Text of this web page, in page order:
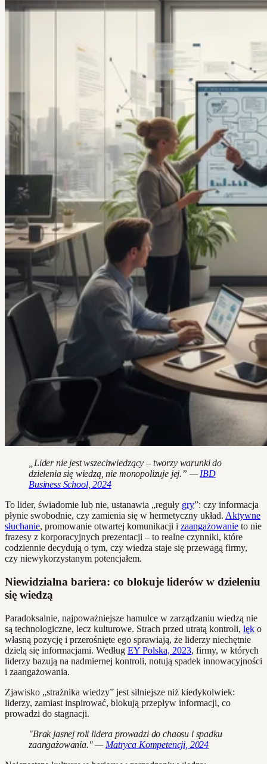
„Lider nie jest wszechwiedzący – tworzy warunki do
dzielenia się wiedzą, nie monopolizuje jej.” —IBD
Business School, 2024
To lider, świadomie lub nie, ustanawia „reguły gry”: czy informacja
płynie swobodnie, czy zamienia się w hermetyczny układ. Aktywne
słuchanie, promowanie otwartej komunikacji i zaangażowanie to nie
frazesy z korporacyjnych prezentacji – to realne czynniki, które
codziennie decydują o tym, czy wiedza staje się przewagą firmy,
czy niewykorzystanym potencjałem.
Niewidzialna bariera: co blokuje liderów w dzieleniu
się wiedzą
Paradoksalnie, najpoważniejsze hamulce w zarządzaniu wiedzą nie
są technologiczne, lecz kulturowe. Strach przed utratą kontroli, lęk o
własną pozycję i przerośnięte ego sprawiają, że liderzy niechętnie
dzielą się informacjami. Według EY Polska, 2023, firmy, w których
liderzy bazują na nadmiernej kontroli, notują spadek innowacyjności
i zaangażowania.
Zjawisko „strażnika wiedzy” jest silniejsze niż kiedykolwiek:
liderzy, zamiast inspirować, blokują przepływ informacji, co
prowadzi do stagnacji.
"Brak jasnej roli lidera prowadzi do chaosu i spadku
zaangażowania." — Matryca Kompetencji, 2024